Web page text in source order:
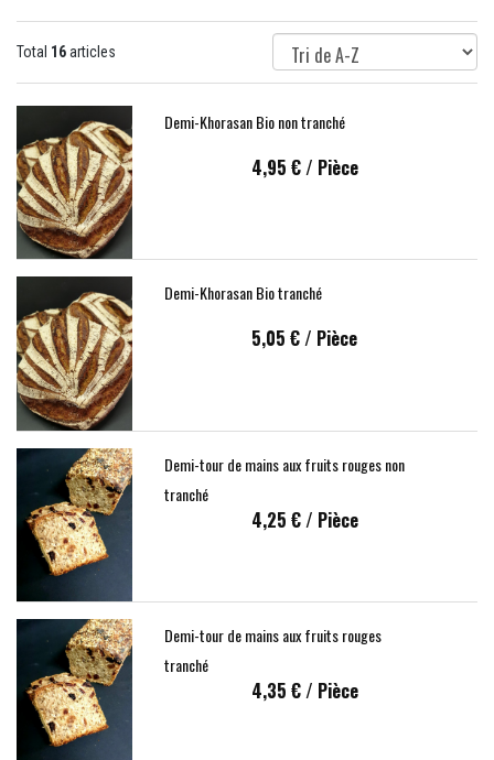
Total 16articles
Demi-Khorasan Bio non tranché
4,95 €/ Pièce
Demi-Khorasan Bio tranché
5,05 €/ Pièce
Demi-tour de mains aux fruits rouges non
tranché
4,25 €/ Pièce
Demi-tour de mains aux fruits rouges
tranché
4,35 €/ Pièce